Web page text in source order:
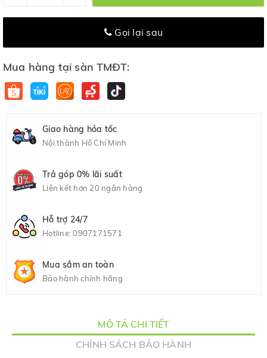
Gọi lại sau
Mua hàng tại sàn TMĐT:
Giao hàng hỏa tốc
Nội thành Hồ Chí Minh
Trả góp 0% lãi suất
Liên kết hơn 20 ngân hàng
Hỗ trợ 24/7
Hotline:0907171571
Mua sắm an toàn
Bảo hành chính hãng
MÔ TẢ CHI TIẾT
CHÍNH SÁCH BẢO HÀNH